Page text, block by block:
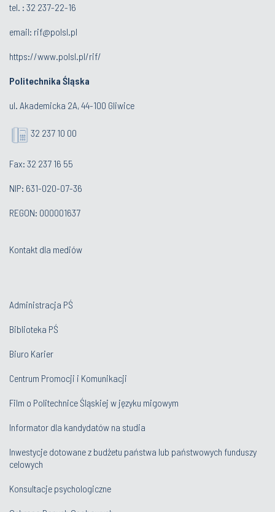
tel. : 32 237-22-16
email: rif@polsl.pl
https://www.polsl.pl/rif/
Politechnika Śląska
ul. Akademicka 2A, 44-100 Gliwice
32 237 10 00
Fax: 32 237 16 55
NIP: 631-020-07-36
REGON: 000001637
Kontakt dla mediów
Administracja PŚ
Biblioteka PŚ
Biuro Karier
Centrum Promocji i Komunikacji
Film o Politechnice Śląskiej w języku migowym
Informator dla kandydatów na studia
Inwestycje dotowane z budżetu państwa lub państwowych funduszy
celowych
Konsultacje psychologiczne